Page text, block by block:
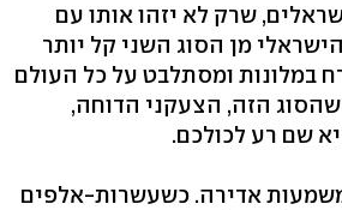
שרק לא יזהו אותו עם
מן הסוג השני קל יותר
במלונות ומסתלבט על כל העולם
הזה, הצעקני הדוחה,
שם רע לכולכם.
אדירה. כשעשרות-אלפים